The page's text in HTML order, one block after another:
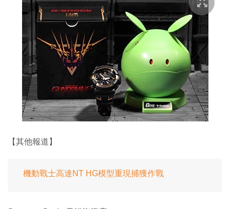
【其他報道】
機動戰士高達NT HG模型重現捕獲作戰